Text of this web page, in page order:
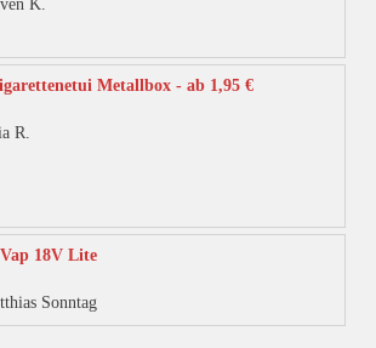
können
werden
mit
K.
Metallbox - ab 1,95 €
mit
R.
18V Lite
mitSonntag